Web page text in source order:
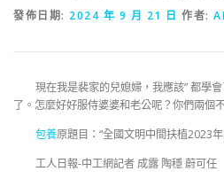
發佈日期: 2024 年 9 月 21 日 作者:
現在我是裴家的兒媳婦，我應該” 都學
了。怎麼好好服侍婆婆和老公呢？你們兩個
包養原題目：“全國文明中間扶植2023
工人日報-中工網記者 成露 陶穩 蔚可任